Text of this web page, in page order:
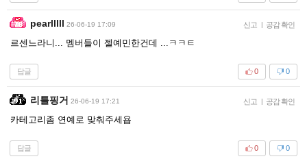
pearlllll 26-06-19 17:09 신고 | 공감 확인
르센느라니... 멤버들이 젤예민한건데 ...ㅋㅋㅌ
답글 0
0
리틀핑거 26-06-19 17:21 신고 | 공감 확인
카테고리좀 연예로 맞춰주세욥
답글 0
0